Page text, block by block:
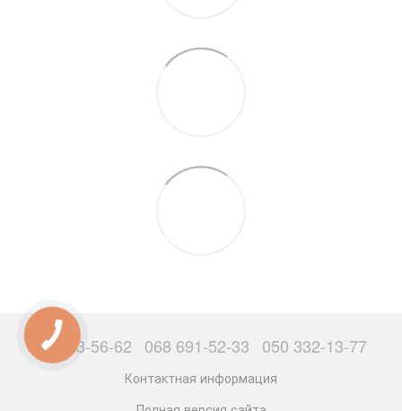
063 503-56-62 068 691-52-33 050 332-13-77
Контактная информация